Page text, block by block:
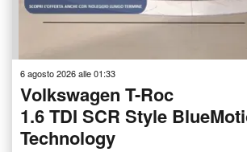
6 agosto 2026 alle 01:33
Volkswagen T-Roc
1.6 TDI SCR Style
Technology